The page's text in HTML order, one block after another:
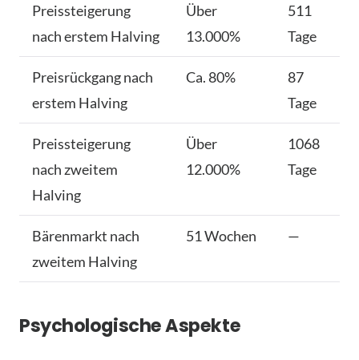
Preissteigerung
nach erstem Halving
Über
13.000%
511
Tage
Preisrückgang nach
erstem Halving
Ca. 80%
87
Tage
Preissteigerung
nach zweitem
Halving
Über
12.000%
1068
Tage
Bärenmarkt nach
zweitem Halving
51 Wochen —
Psychologische Aspekte